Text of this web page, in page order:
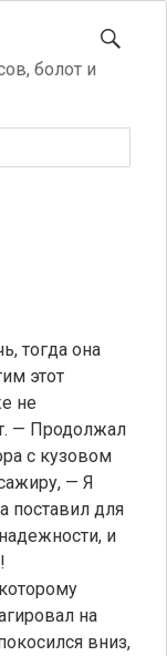
болот и
тогда она
этот
не
— Продолжал
с кузовом
— Я
поставил для
и
на
вниз,